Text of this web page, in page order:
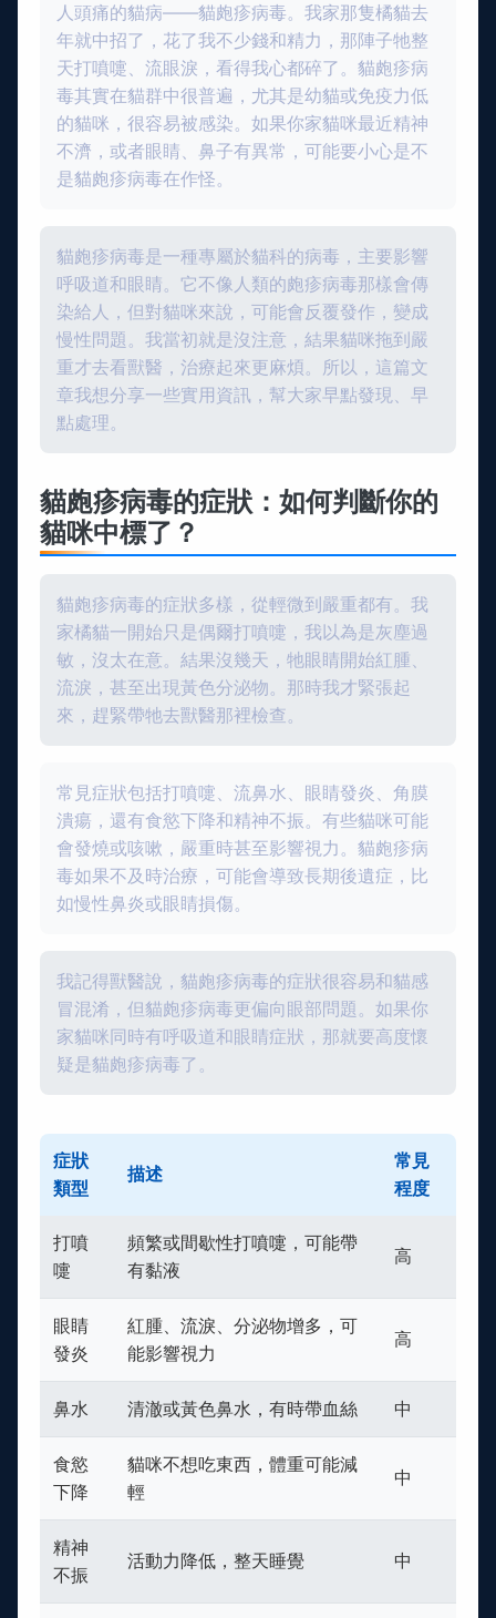
人頭痛的貓病——貓皰疹病毒。我家那隻橘貓去
年就中招了，花了我不少錢和精力，那陣子牠整
天打噴嚏、流眼淚，看得我心都碎了。貓皰疹病
毒其實在貓群中很普遍，尤其是幼貓或免疫力低
的貓咪，很容易被感染。如果你家貓咪最近精神
不濟，或者眼睛、鼻子有異常，可能要小心是不
是貓皰疹病毒在作怪。
貓皰疹病毒是一種專屬於貓科的病毒，主要影響
呼吸道和眼睛。它不像人類的皰疹病毒那樣會傳
染給人，但對貓咪來說，可能會反覆發作，變成
慢性問題。我當初就是沒注意，結果貓咪拖到嚴
重才去看獸醫，治療起來更麻煩。所以，這篇文
章我想分享一些實用資訊，幫大家早點發現、早
點處理。
貓皰疹病毒的症狀：如何判斷你的
貓咪中標了？
貓皰疹病毒的症狀多樣，從輕微到嚴重都有。我
家橘貓一開始只是偶爾打噴嚏，我以為是灰塵過
敏，沒太在意。結果沒幾天，牠眼睛開始紅腫、
流淚，甚至出現黃色分泌物。那時我才緊張起
來，趕緊帶牠去獸醫那裡檢查。
常見症狀包括打噴嚏、流鼻水、眼睛發炎、角膜
潰瘍，還有食慾下降和精神不振。有些貓咪可能
會發燒或咳嗽，嚴重時甚至影響視力。貓皰疹病
毒如果不及時治療，可能會導致長期後遺症，比
如慢性鼻炎或眼睛損傷。
我記得獸醫說，貓皰疹病毒的症狀很容易和貓感
冒混淆，但貓皰疹病毒更偏向眼部問題。如果你
家貓咪同時有呼吸道和眼睛症狀，那就要高度懷
疑是貓皰疹病毒了。
症狀
類型
描述
常見
程度
打噴
嚏
頻繁或間歇性打噴嚏，可能帶
有黏液
高
眼睛
發炎
紅腫、流淚、分泌物增多，可
能影響視力
高
鼻水 清澈或黃色鼻水，有時帶血絲 中
食慾
下降
貓咪不想吃東西，體重可能減
輕
中
精神
不振
活動力降低，整天睡覺 中